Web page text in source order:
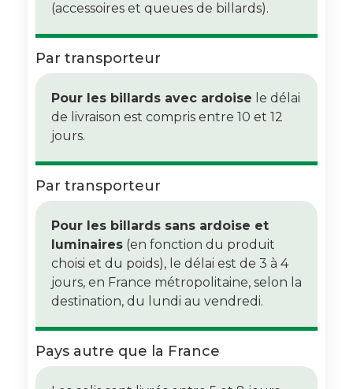
(accessoires et queues de billards).
Par transporteur
Pour les billards avec ardoise le délai
de livraison est compris entre 10 et 12
jours.
Par transporteur
Pour les billards sans ardoise et
luminaires (en fonction du produit
choisi et du poids), le délai est de 3 à 4
jours, en France métropolitaine, selon la
destination, du lundi au vendredi.
Pays autre que la France